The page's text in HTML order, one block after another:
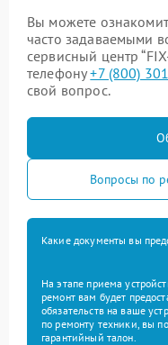
Вы можете
часто задаваемыми
сервисный центр
телефону+7 (800)
свой вопрос.
Вопросы по
Какие документы вы
На этапе приема
ремонт вам будет
обязательств на ваше
по ремонту техники, вы
гарантийный талон.